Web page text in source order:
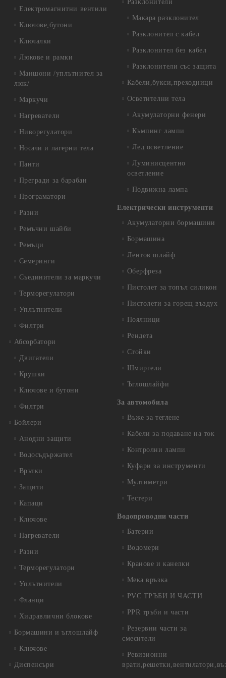
Електромагнитни вентили
Ключове,бутони
Ключалки
Люкове и рамки
Маншони /уплътнител за
люк/
Маркучи
Нагреватели
Ниворегулатори
Носачи и лагерни тела
Панти
Прегради за барабан
Програматори
Разни
Ремъчни шайби
Ремъци
Семеринги
Съединители за маркучи
Терморегулатори
Уплътнители
Филтри
Абсорбатори
Двигатели
Крушки
Ключове и бутони
Филтри
Бойлери
Анодни защити
Водосъдържател
Врътки
Защити
Капаци
Ключове
Нагреватели
Разни
Терморегулатори
Уплътнители
Фланци
Хидравлични блокове
Бормашини и ъглошлайф
Ключове
Диспенсъри
Разклонители
Макара разклонител
Разклонител с кабел
Разклонител без кабел
Разклонители със защита
Кабели,букси,преходници
Осветителни тела
Акумулаторни фенери
Къмпинг лампи
Лед осветление
Луминисцентно
осветление
Подвижна лампа
Електрически инструменти
Акумулаторни бормашини
Бормашина
Лентов шлайф
Оберфреза
Пистолет за топъл силикон
Пистолети за горещ въздух
Поялници
Рендета
Стойки
Шмиргели
Ъглошлайфи
За автомобила
Въже за теглене
Кабели за подаване на ток
Контролни лампи
Куфари за инструменти
Мултиметри
Тестери
Водопроводни части
Батерии
Водомери
Кранове и канелки
Мека връзка
PVC ТРЪБИ И ЧАСТИ
PPR тръби и части
Резервни части за
смесители
Ревизионни